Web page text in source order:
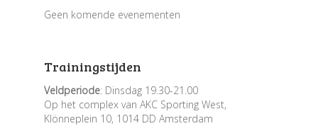
Geen komende evenementen
Trainingstijden
Veldperiode: Dinsdag 19.30-21.00
Op het complex van AKC Sporting West,
Klönneplein 10, 1014 DD Amsterdam